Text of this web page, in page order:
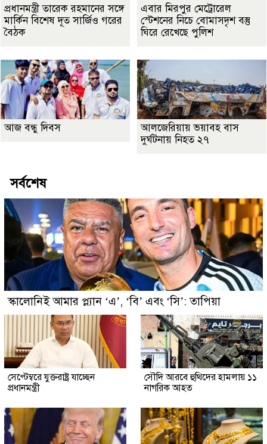
প্রধানমন্ত্রী তারেক রহমানের সঙ্গে
মার্কিন বিশেষ দূত সার্জিও গরের
বৈঠক
এবার মিরপুর মেট্রোরেল
স্টেশনের নিচে বোমাসদৃশ বস্তু
ঘিরে রেখেছে পুলিশ
আজ বন্ধু দিবস
আলজেরিয়ায় ভয়াবহ বাস
দুর্ঘটনায় নিহত ২৭
সর্বশেষ
স্কালোনিই আমার প্ল্যান ‘এ’, ‘বি’ এবং ‘সি’: তাপিয়া
সেপ্টেম্বরে যুক্তরাষ্ট্র যাচ্ছেন
প্রধানমন্ত্রী
সৌদি আরবে হুথিদের হামলায় ১১
নাগরিক আহত